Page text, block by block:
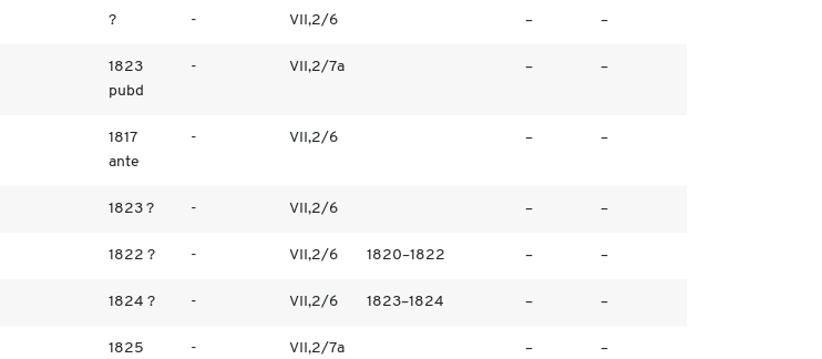
? - VII,2/6 – –
1823
pubd
- VII,2/7a – –
1817
ante
- VII,2/6 – –
1823 ? - VII,2/6 – –
1822 ? - VII,2/6 1820–1822 – –
1824 ? - VII,2/6 1823–1824 – –
1825
- VII,2/7a – –